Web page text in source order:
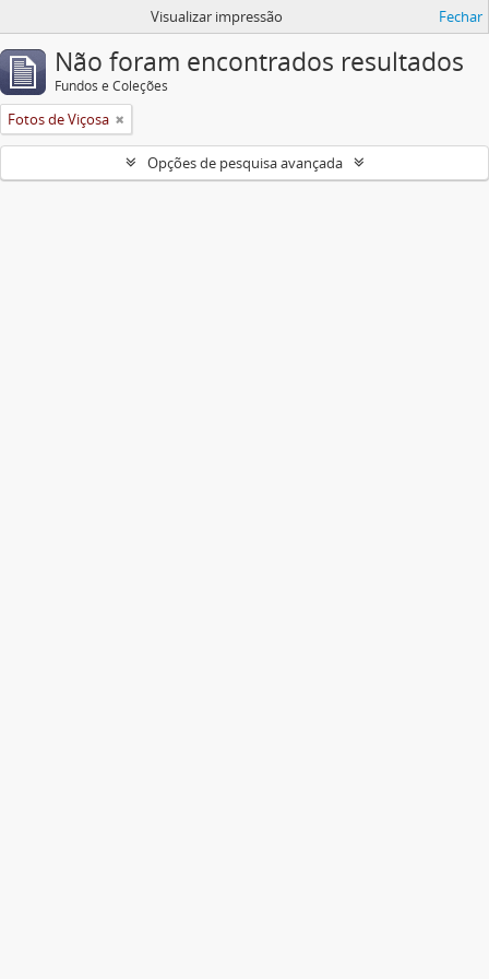
Visualizar impressão Fechar
Não foram encontrados resultados
Fundos e Coleções
Fotos de Viçosa
Opções de pesquisa avançada